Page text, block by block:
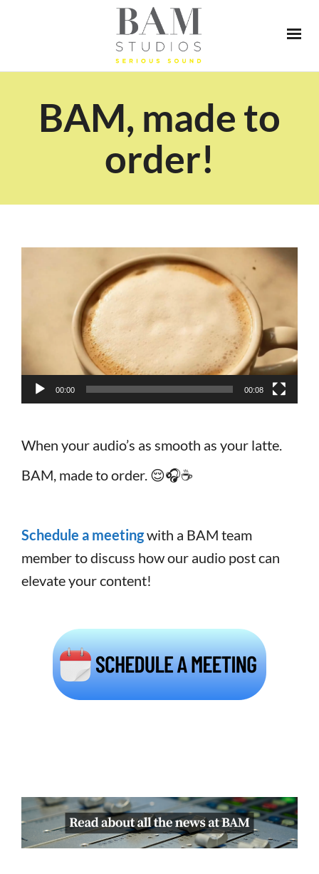
BAM, made to
order!
00:00 00:08
When your audio’s as smooth as your latte.
BAM, made to order. 😌🎧☕️
Schedule a meetingwith a BAM team
member to discuss how our audio post can
elevate your content!